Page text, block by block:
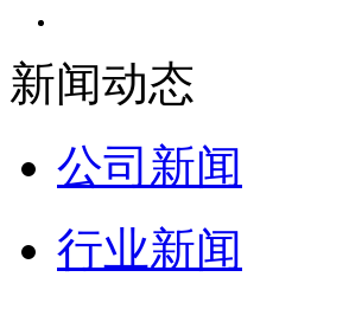
新闻动态
公司新闻
行业新闻